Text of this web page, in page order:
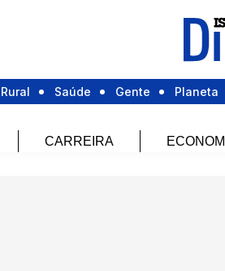
Saúde Gente Planeta
CARREIRA